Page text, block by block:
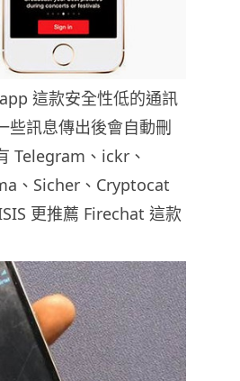
這款安全性低的通訊
些訊息傳出後會自動刪
Telegram、ickr、
、Sicher、Cryptocat
更推薦 Firechat 這款